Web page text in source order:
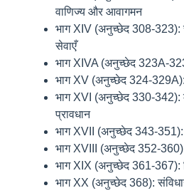
वाणिज्य और आवागमन
भाग XIV (अनुच्छेद 308-323):
सेवाएँ
भाग XIVA (अनुच्छेद 323A-
भाग XV (अनुच्छेद 324-
भाग XVI (अनुच्छेद 330-342):
प्रावधान
भाग XVII (अनुच्छेद 343-351):
भाग XVIII (अनुच्छेद 352-
भाग XIX (अनुच्छेद 361-367):
भाग XX (अनुच्छेद 368):